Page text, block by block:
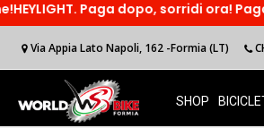
dopo, sorridi ora! Paga in tre
Via Appia Lato Napoli, 162 -Formia (LT)
SHOP